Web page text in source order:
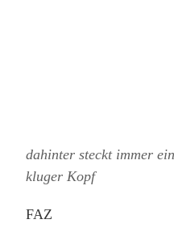
dahinter steckt immer ein
kluger Kopf
FAZ